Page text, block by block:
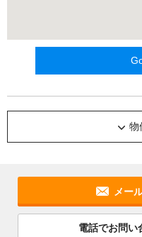
物
メー
電話でお問い